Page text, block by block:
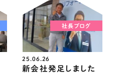
社長ブログ
25.06.26
新会社発足しました